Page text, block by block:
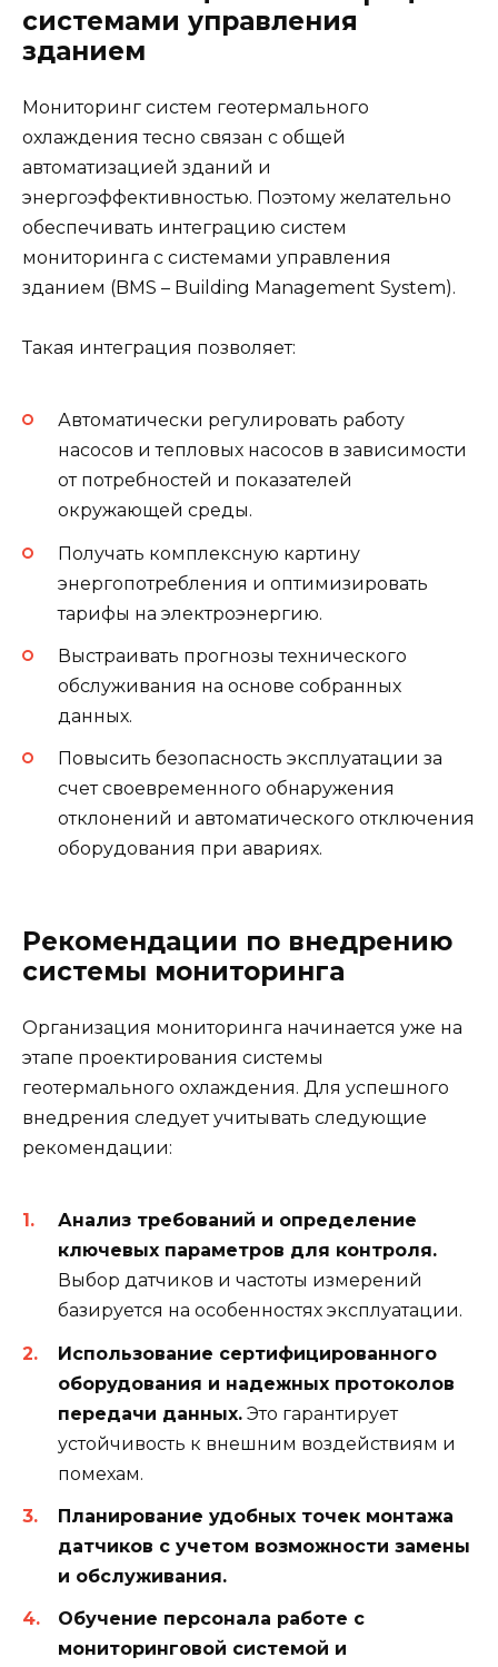
системами управления
зданием
Мониторинг систем геотермального
охлаждения тесно связан с общей
автоматизацией зданий и
энергоэффективностью. Поэтому желательно
обеспечивать интеграцию систем
мониторинга с системами управления
зданием (BMS – Building Management System).
Такая интеграция позволяет:
Автоматически регулировать работу
насосов и тепловых насосов в зависимости
от потребностей и показателей
окружающей среды.
Получать комплексную картину
энергопотребления и оптимизировать
тарифы на электроэнергию.
Выстраивать прогнозы технического
обслуживания на основе собранных
данных.
Повысить безопасность эксплуатации за
счет своевременного обнаружения
отклонений и автоматического отключения
оборудования при авариях.
Рекомендации по внедрению
системы мониторинга
Организация мониторинга начинается уже на
этапе проектирования системы
геотермального охлаждения. Для успешного
внедрения следует учитывать следующие
рекомендации:
Анализ требований и определение
ключевых параметров для контроля.
Выбор датчиков и частоты измерений
базируется на особенностях эксплуатации.
Использование сертифицированного
оборудования и надежных протоколов
передачи данных. Это гарантирует
устойчивость к внешним воздействиям и
помехам.
Планирование удобных точек монтажа
датчиков с учетом возможности замены
и обслуживания.
Обучение персонала работе с
мониторинговой системой и